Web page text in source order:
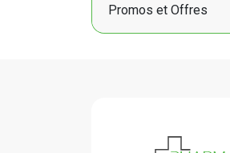
Promos et Offres